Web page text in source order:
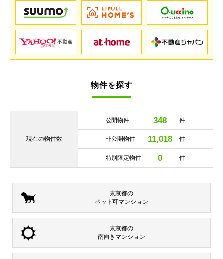
物件を探す
現在の物件数
公開物件 348 件
非公開物件 11,018 件
特別限定物件 0 件
東京都の
ペット可マンション
東京都の
南向き マンション